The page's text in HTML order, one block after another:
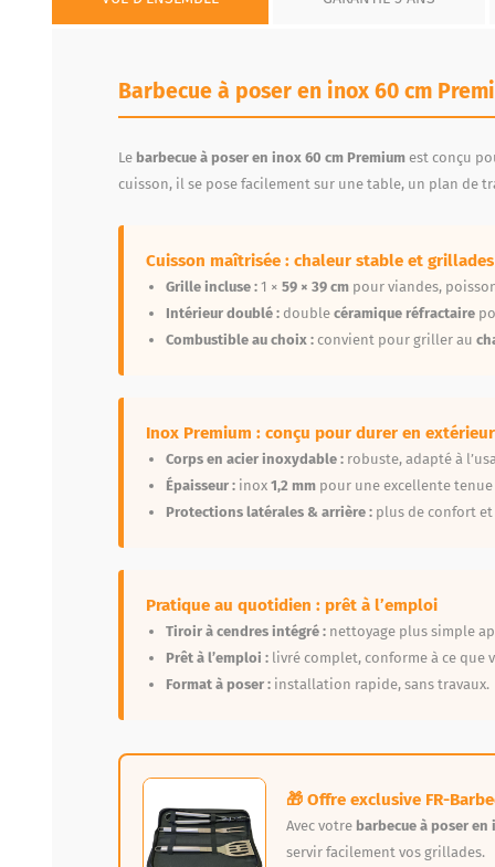
Barbecue à poser en inox 60 cm
Le barbecue à poser en inox 60 cm Premium est conçu
cuisson, il se pose facilement sur une table, un plan de
Cuisson maîtrisée : chaleur stable et
Grille incluse : 1 × 59 × 39 cm pour viandes,
Intérieur doublé : double céramique réfractaire
Combustible au choix : convient pour griller au
Inox Premium : conçu pour durer en extérieur
Corps en acier inoxydable : robuste, adapté à
Épaisseur : inox 1,2 mm pour une excellente
Protections latérales & arrière : plus de confort
Pratique au quotidien : prêt à l’emploi
Tiroir à cendres intégré : nettoyage plus simple
Prêt à l’emploi : livré complet, conforme à ce que
Format à poser : installation rapide, sans travaux.
🎁 Offre exclusive FR-
Avec votre barbecue à poser
servir facilement vos grillades.